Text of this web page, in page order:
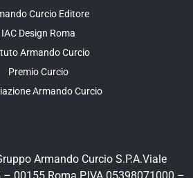
Curcio Editore
IAC Design Roma
Armando Curcio
Premio Curcio
Armando Curcio
Armando Curcio S.P.A.Viale